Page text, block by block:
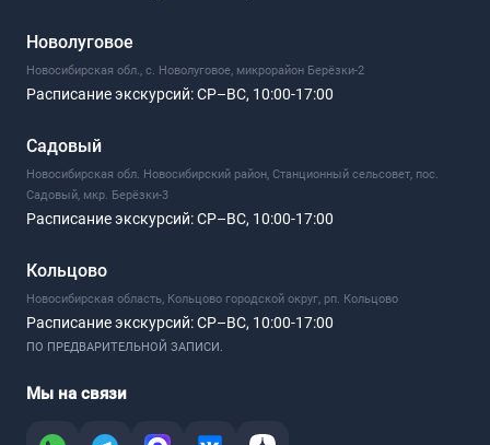
Новолуговое
Новосибирская обл., с. Новолуговое, микрорайон Берёзки-2
Расписание экскурсий:СР–ВС, 10:00-17:00
Садовый
Новосибирская обл. Новосибирский район, Станционный сельсовет, пос.
Садовый, мкр. Берёзки-3
Расписание экскурсий:СР–ВС, 10:00-17:00
Кольцово
Новосибирская область, Кольцово городской округ, рп. Кольцово
Расписание экскурсий:СР–ВС, 10:00-17:00
ПО ПРЕДВАРИТЕЛЬНОЙ ЗАПИСИ.
Мы на связи